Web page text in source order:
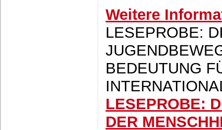
Weitere
LESEPROBE:
BEDEUTUNG
LESEPROBE:
DER